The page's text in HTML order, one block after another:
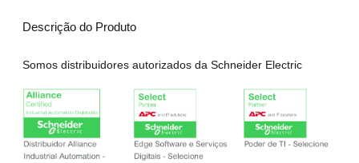
Descrição do Produto
Somos distribuidores autorizados da Schneider Electric